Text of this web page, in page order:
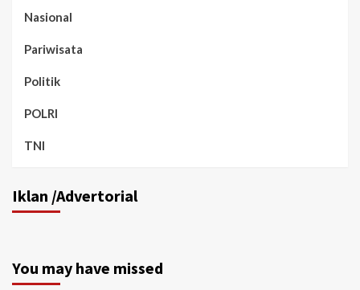
Nasional
Pariwisata
Politik
POLRI
TNI
Iklan /Advertorial
You may have missed